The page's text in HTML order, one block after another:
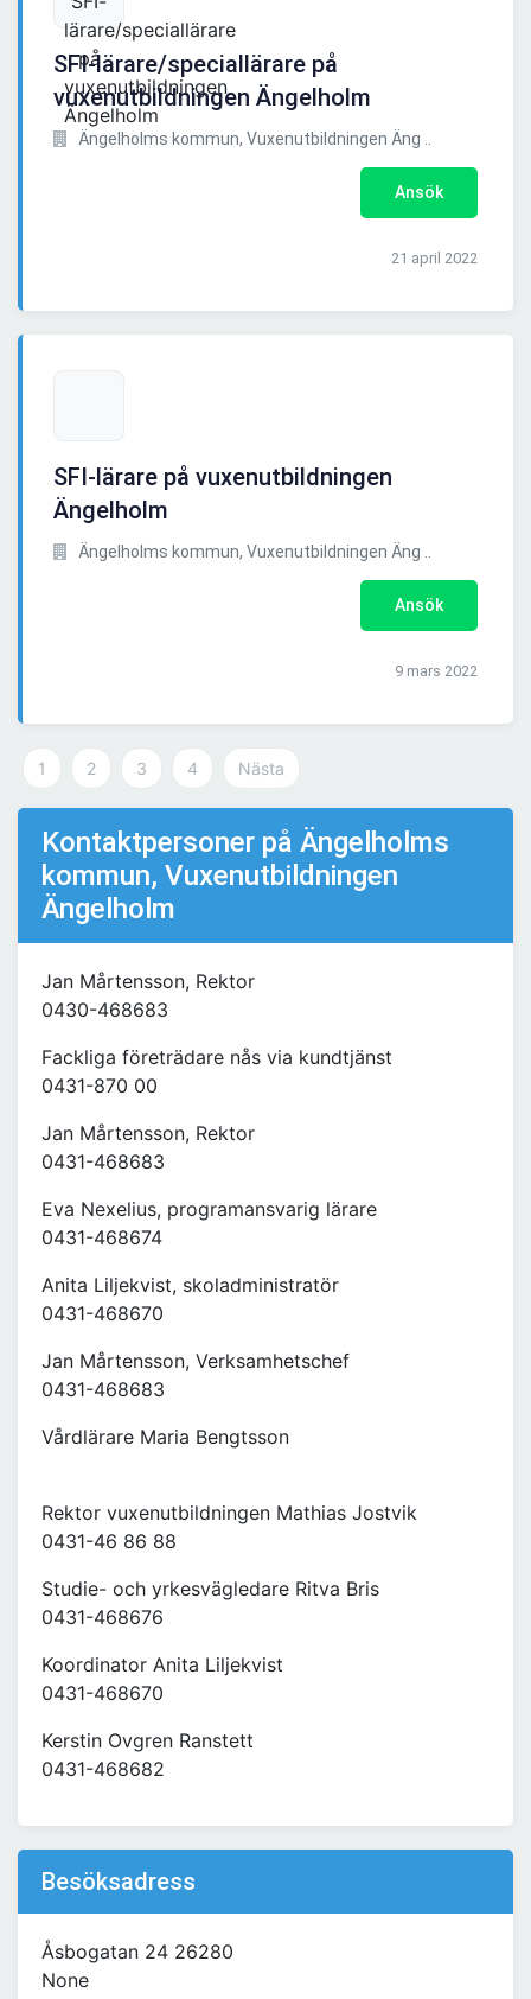
SFI-lärare/speciallärare på
vuxenutbildningen Ängelholm
Ängelholms kommun, Vuxenutbildningen Äng ..
Ansök
21 april 2022
SFI-lärare på vuxenutbildningen
Ängelholm
Ängelholms kommun, Vuxenutbildningen Äng ..
Ansök
9 mars 2022
1 2 3 4 Nästa
Kontaktpersoner på Ängelholms
kommun, Vuxenutbildningen
Ängelholm
Jan Mårtensson, Rektor
0430-468683
Fackliga företrädare nås via kundtjänst
0431-870 00
Jan Mårtensson, Rektor
0431-468683
Eva Nexelius, programansvarig lärare
0431-468674
Anita Liljekvist, skoladministratör
0431-468670
Jan Mårtensson, Verksamhetschef
0431-468683
Vårdlärare Maria Bengtsson
Rektor vuxenutbildningen Mathias Jostvik
0431-46 86 88
Studie- och yrkesvägledare Ritva Bris
0431-468676
Koordinator Anita Liljekvist
0431-468670
Kerstin Ovgren Ranstett
0431-468682
Besöksadress
Åsbogatan 24 26280
None